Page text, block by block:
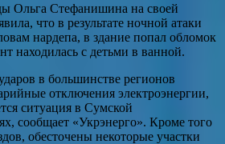
Ольга Стефанишина на своей
что в результате ночной атаки
нардепа, в здание попал обломок
находилась с детьми в ванной.
в большинстве регионов
отключения электроэнергии,
ситуация в Сумской
сообщает «Укрэнерго». Кроме того
обесточены некоторые участки